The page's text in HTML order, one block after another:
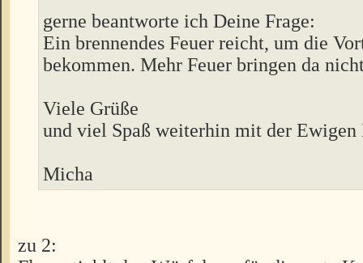
gerne beantworte ich Deine Frage:
Ein brennendes Feuer reicht, um die
bekommen. Mehr Feuer bringen da
Viele Grüße
und viel Spaß weiterhin mit der Ewigen
Micha
zu 2: